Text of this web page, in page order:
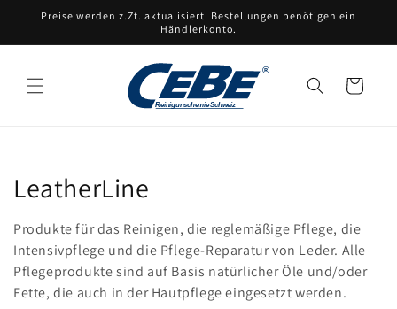
zumPreise werden z.Zt. aktualisiert. Bestellungen benötigen ein
Händlerkonto.
Warenkorb
K
a
t
e
LeatherLine
Produkte für das Reinigen, die reglemäßige Pflege, die
Intensivpflege und die Pflege-Reparatur von Leder. Alle
Pflegeprodukte sind auf Basis natürlicher Öle und/oder
Fette, die auch in der Hautpflege eingesetzt werden.